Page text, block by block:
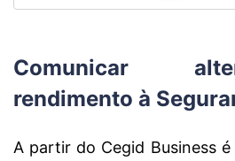
Comunicar
rendimento à
A partir do Cegid Business